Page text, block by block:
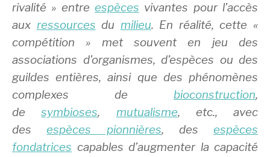
rivalité » entre espèces vivantes pour l’accès
aux ressources du milieu. En réalité, cette «
compétition » met souvent en jeu des
associations d’organismes, d’espèces ou des
guildes entières, ainsi que des phénomènes
complexes de bioconstruction,
desymbioses, mutualisme, etc., avec
desespèces pionnières, des espèces
fondatrices capables d’augmenter la capacité